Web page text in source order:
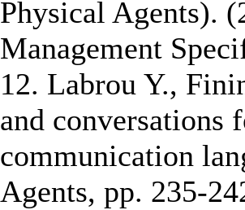
Physical Agents).
Management
12. Labrou Y.,
and conversations
communication
Agents, pp. 235-